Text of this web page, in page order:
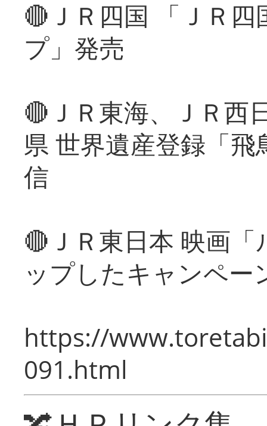
🔴ＪＲ四国 「ＪＲ
プ」発売
🔴ＪＲ東海、ＪＲ西
県 世界遺産登録「
信
🔴ＪＲ東日本 映画
ップしたキャンペー
https://
091.html